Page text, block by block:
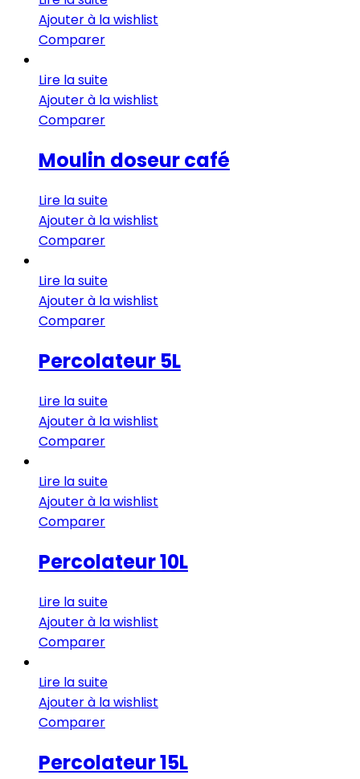
Ajouter à la wishlist
Comparer
Lire la suite
Ajouter à la wishlist
Comparer
Moulin doseur café
Lire la suite
Ajouter à la wishlist
Comparer
Lire la suite
Ajouter à la wishlist
Comparer
Percolateur 5L
Lire la suite
Ajouter à la wishlist
Comparer
Lire la suite
Ajouter à la wishlist
Comparer
Percolateur 10L
Lire la suite
Ajouter à la wishlist
Comparer
Lire la suite
Ajouter à la wishlist
Comparer
Percolateur 15L